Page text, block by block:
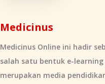
Medicinus
Medicinus Online ini hadir
salah satu bentuk e-
merupakan media